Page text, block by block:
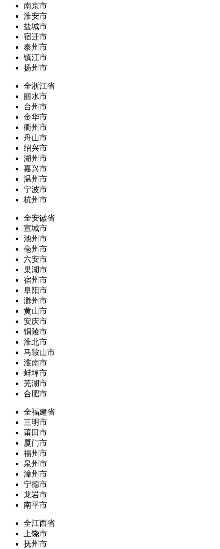
南京市
淮安市
盐城市
宿迁市
泰州市
镇江市
扬州市
全浙江省
丽水市
台州市
金华市
衢州市
舟山市
绍兴市
湖州市
嘉兴市
温州市
宁波市
杭州市
全安徽省
宣城市
池州市
亳州市
六安市
巢湖市
宿州市
阜阳市
滁州市
黄山市
安庆市
铜陵市
淮北市
马鞍山市
淮南市
蚌埠市
芜湖市
合肥市
全福建省
三明市
莆田市
厦门市
福州市
泉州市
漳州市
宁德市
龙岩市
南平市
全江西省
上饶市
抚州市